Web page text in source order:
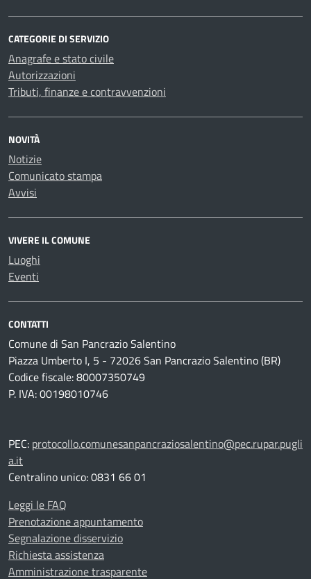
CATEGORIE DI SERVIZIO
Anagrafe e stato civile
Autorizzazioni
Tributi, finanze e contravvenzioni
NOVITÀ
Notizie
Comunicato stampa
Avvisi
VIVERE IL COMUNE
Luoghi
Eventi
CONTATTI
Comune di San Pancrazio Salentino
Piazza Umberto I, 5 - 72026 San Pancrazio Salentino (BR)
Codice fiscale: 80007350749
P. IVA: 00198010746
PEC: protocollo.comunesanpancraziosalentino@pec.rupar.pugli
a.it
Centralino unico: 0831 66 01
Leggi le FAQ
Prenotazione appuntamento
Segnalazione disservizio
Richiesta assistenza
Amministrazione trasparente